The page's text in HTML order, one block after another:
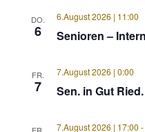
DO.
6 Senioren –
6.August 2026 | 11:00
FR.
7 Sen. in Gut
7.August 2026 | 0:00
7.August 2026 | 17:00 -